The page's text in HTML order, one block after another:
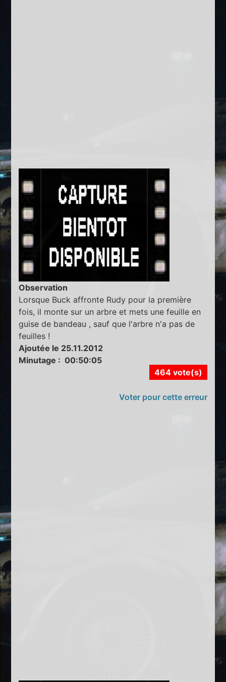
Observation
Lorsque Buck affronte Rudy pour la première
fois, il monte sur un arbre et mets une feuille en
guise de bandeau , sauf que l'arbre n'a pas de
feuilles !
Ajoutée le 25.11.2012
Minutage : 00:50:05
464 vote(s)
Voter pour cette erreur